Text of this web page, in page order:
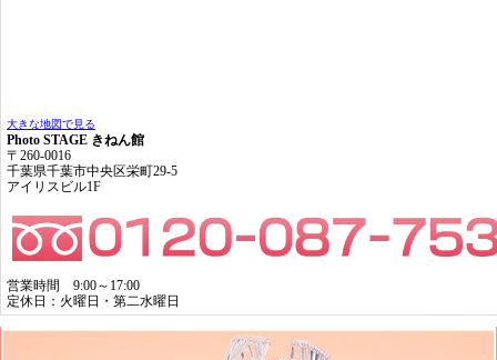
大きな地図で見る
Photo STAGE きねん館
〒260-0016
千葉県千葉市中央区栄町29-5
アイリスビル1F
営業時間 9:00～17:00
定休日：火曜日・第二水曜日